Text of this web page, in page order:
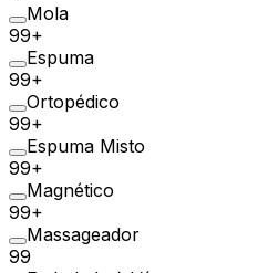
Mola
99+
Espuma
99+
Ortopédico
99+
Espuma Misto
99+
Magnético
99+
Massageador
99